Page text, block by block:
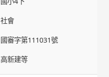
社會
國審字第111031號
高新建等